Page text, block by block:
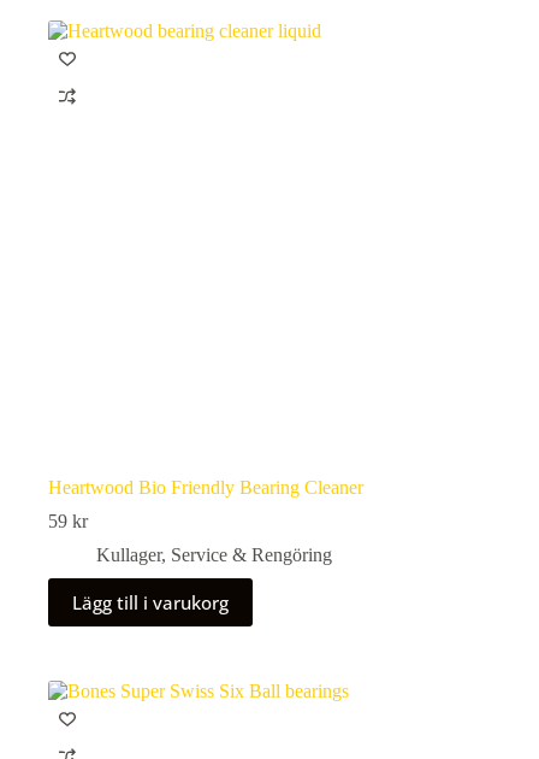
Heartwood Bio Friendly Bearing Cleaner
59 kr
Kullager, Service & Rengöring
Lägg till i varukorg